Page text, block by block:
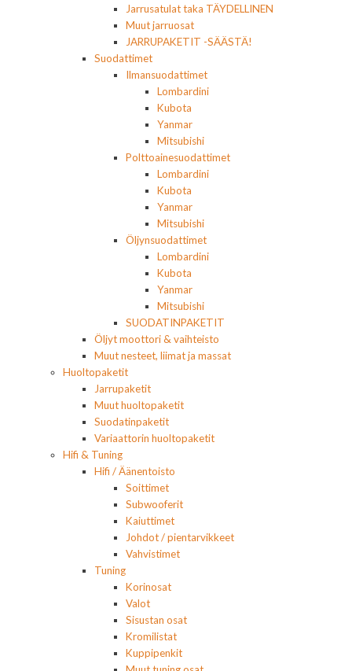
Jarrusatulat taka TÄYDELLINEN
Muut jarruosat
JARRUPAKETIT -SÄÄSTÄ!
Suodattimet
Ilmansuodattimet
Lombardini
Kubota
Yanmar
Mitsubishi
Polttoainesuodattimet
Lombardini
Kubota
Yanmar
Mitsubishi
Öljynsuodattimet
Lombardini
Kubota
Yanmar
Mitsubishi
SUODATINPAKETIT
Öljyt moottori & vaihteisto
Muut nesteet, liimat ja massat
Huoltopaketit
Jarrupaketit
Muut huoltopaketit
Suodatinpaketit
Variaattorin huoltopaketit
Hifi & Tuning
Hifi / Äänentoisto
Soittimet
Subwooferit
Kaiuttimet
Johdot / pientarvikkeet
Vahvistimet
Tuning
Korinosat
Valot
Sisustan osat
Kromilistat
Kuppipenkit